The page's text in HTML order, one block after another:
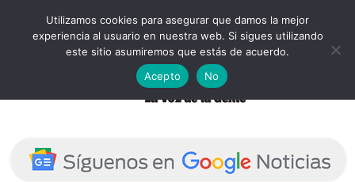
Utilizamos cookies para asegurar que damos la mejor
experiencia al usuario en nuestra web. Si sigues utilizando
este sitio asumiremos que estás de acuerdo.
Acepto
No